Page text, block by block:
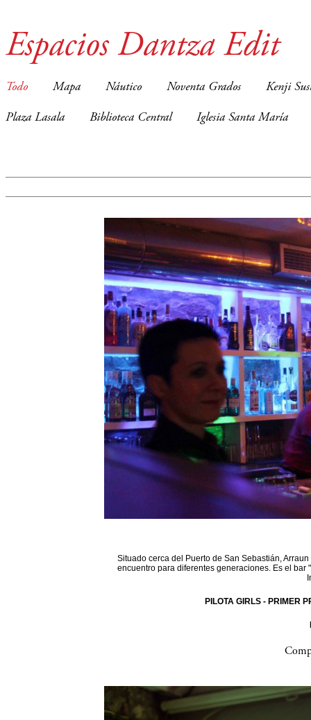
Espacios Dantza Edit
Todo Mapa Náutico Noventa Grados Kenji
Plaza Lasala Biblioteca Central Iglesia Santa María
Situado cerca del Puerto de San Sebastián,
encuentro para diferentes generaciones. Es el
PILOTA GIRLS - PRIMER